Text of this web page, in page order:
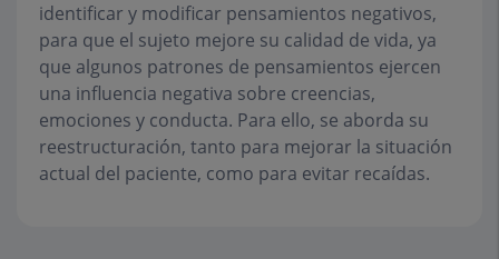
identificar y modificar pensamientos negativos,
para que el sujeto mejore su calidad de vida, ya
que algunos patrones de pensamientos ejercen
una influencia negativa sobre creencias,
emociones y conducta. Para ello, se aborda su
reestructuración, tanto para mejorar la situación
actual del paciente, como para evitar recaídas.